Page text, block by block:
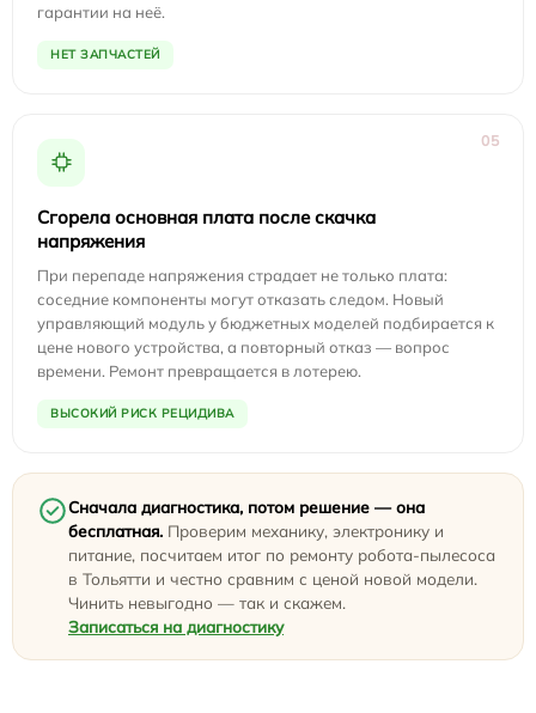
гарантии на неё.
НЕТ ЗАПЧАСТЕЙ
05
Сгорела основная плата после скачка
напряжения
При перепаде напряжения страдает не только плата:
соседние компоненты могут отказать следом. Новый
управляющий модуль у бюджетных моделей подбирается к
цене нового устройства, а повторный отказ — вопрос
времени. Ремонт превращается в лотерею.
ВЫСОКИЙ РИСК РЕЦИДИВА
Сначала диагностика, потом решение — она
бесплатная. Проверим механику, электронику и
питание, посчитаем итог по ремонту робота-пылесоса
в Тольятти и честно сравним с ценой новой модели.
Чинить невыгодно — так и скажем.
Записаться на диагностику